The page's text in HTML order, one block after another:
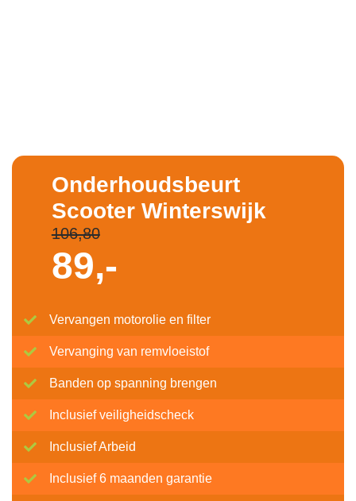
Onderhoudsbeurt
Scooter Winterswijk
106,80
89,-
Vervangen motorolie en filter
Vervanging van remvloeistof
Banden op spanning brengen
Inclusief veiligheidscheck
Inclusief Arbeid
Inclusief 6 maanden garantie